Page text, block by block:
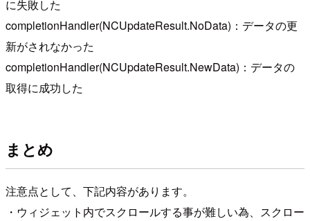
に失敗した
completionHandler(NCUpdateResult.NoData)：データの更
新がされなかった
completionHandler(NCUpdateResult.NewData)：データの
取得に成功した
まとめ
注意点として、下記内容があります。
・ウィジェット内でスクロールする事が難しい為、スクロー